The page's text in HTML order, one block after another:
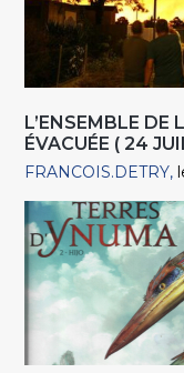
L’ENSEMBLE DE
ÉVACUÉE ( 24
FRANCOIS.DETRY